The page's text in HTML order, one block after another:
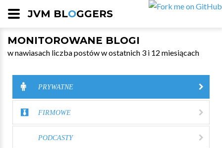
JVM BLOGGERS
MONITOROWANE BLOGI
w nawiasach liczba postów w ostatnich 3 i 12 miesiącach
PRYWATNE
FIRMOWE
PODCASTY